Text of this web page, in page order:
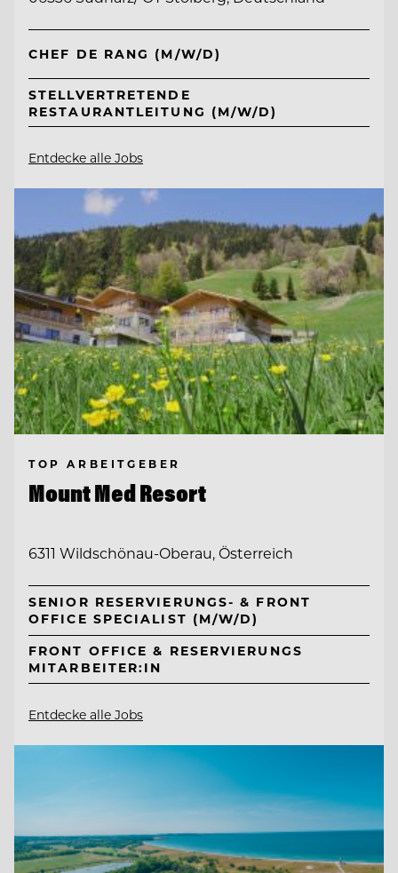
CHEF DE RANG (M/W/D)
STELLVERTRETENDE
RESTAURANTLEITUNG (M/W/D)
Entdecke alle Jobs
TOP ARBEITGEBER
Mount Med Resort
6311 Wildschönau-Oberau, Österreich
SENIOR RESERVIERUNGS- & FRONT
OFFICE SPECIALIST (M/W/D)
FRONT OFFICE & RESERVIERUNGS
MITARBEITER:IN
Entdecke alle Jobs